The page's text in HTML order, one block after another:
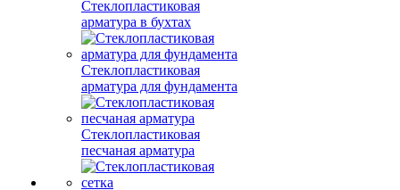
Стеклопластиковая
арматура в бухтах
Стеклопластиковая
арматура для фундамента
Стеклопластиковая
песчаная арматура